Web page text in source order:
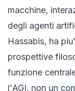
macchine,
degli agenti
Hassabis, ha
prospettive
funzione
l'AGI, non un